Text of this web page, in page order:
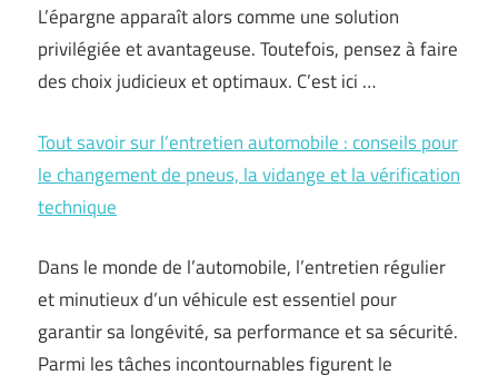
L’épargne apparaît alors comme une solution
privilégiée et avantageuse. Toutefois, pensez à faire
des choix judicieux et optimaux. C’est ici …
Tout savoir sur l’entretien automobile : conseils pour
le changement de pneus, la vidange et la vérification
technique
Dans le monde de l’automobile, l’entretien régulier
et minutieux d’un véhicule est essentiel pour
garantir sa longévité, sa performance et sa sécurité.
Parmi les tâches incontournables figurent le